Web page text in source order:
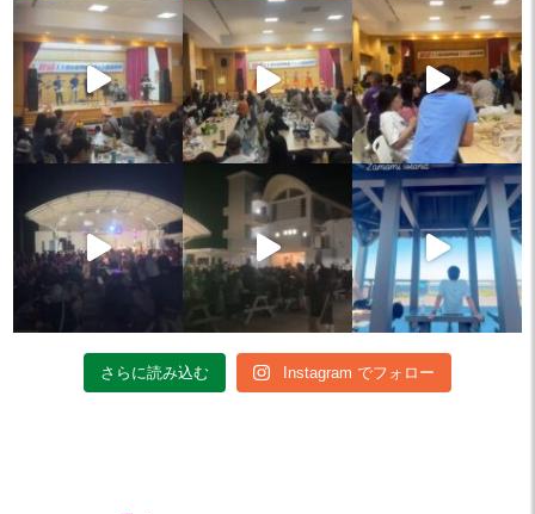
さらに読み込む Instagram でフォロー